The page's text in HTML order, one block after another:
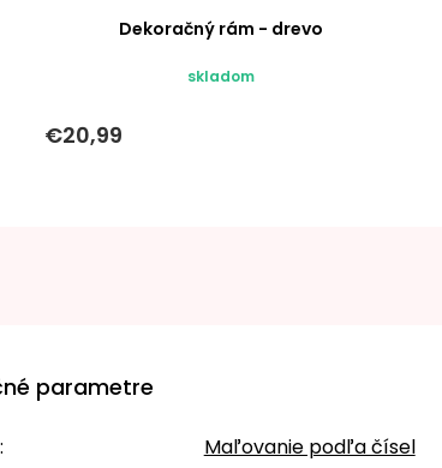
Dekoračný rám - drevo
skladom
€20,99
parametre
: Maľovanie podľa čísel